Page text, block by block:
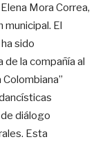
Mora Correa,
municipal. El
sido
la compañía al
diálogo
Esta